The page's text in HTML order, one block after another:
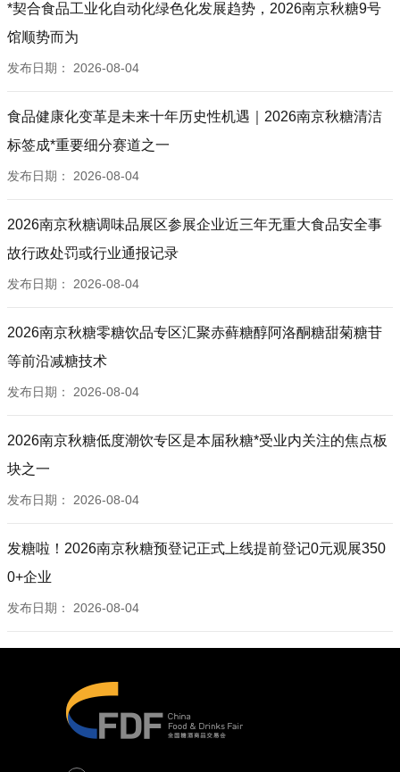
*契合食品工业化自动化绿色化发展趋势，2026南京秋糖9号
馆顺势而为
发布日期： 2026-08-04
食品健康化变革是未来十年历史性机遇｜2026南京秋糖清洁
标签成*重要细分赛道之一
发布日期： 2026-08-04
2026南京秋糖调味品展区参展企业近三年无重大食品安全事
故行政处罚或行业通报记录
发布日期： 2026-08-04
2026南京秋糖零糖饮品专区汇聚赤藓糖醇阿洛酮糖甜菊糖苷
等前沿减糖技术
发布日期： 2026-08-04
2026南京秋糖低度潮饮专区是本届秋糖*受业内关注的焦点板
块之一
发布日期： 2026-08-04
发糖啦！2026南京秋糖预登记正式上线提前登记0元观展350
0+企业
发布日期： 2026-08-04